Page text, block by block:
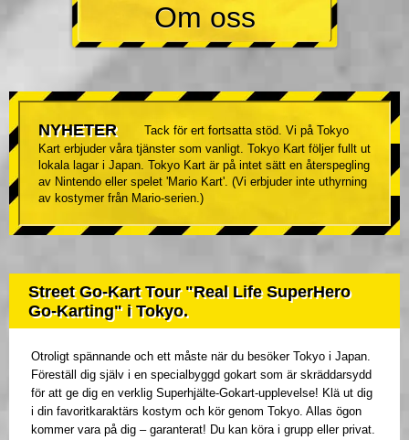
Om oss
NYHETER
Tack för ert fortsatta stöd. Vi på Tokyo
Kart erbjuder våra tjänster som vanligt. Tokyo Kart följer fullt ut
lokala lagar i Japan. Tokyo Kart är på intet sätt en återspegling
av Nintendo eller spelet 'Mario Kart'. (Vi erbjuder inte uthyrning
av kostymer från Mario-serien.)
Street Go-Kart Tour "Real Life SuperHero
Go-Karting" i Tokyo.
Otroligt spännande och ett måste när du besöker Tokyo i Japan.
Föreställ dig själv i en specialbyggd gokart som är skräddarsydd
för att ge dig en verklig Superhjälte-Gokart-upplevelse! Klä ut dig
i din favoritkaraktärs kostym och kör genom Tokyo. Allas ögon
kommer vara på dig – garanterat! Du kan köra i grupp eller privat.